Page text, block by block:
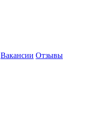
Вакансии Отзывы